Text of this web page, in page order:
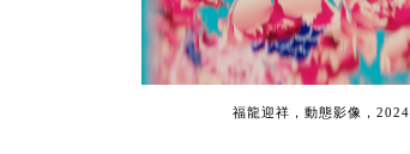
福龍迎祥 ， 動態影像 ， 2024